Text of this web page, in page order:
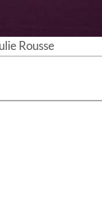
Rousse